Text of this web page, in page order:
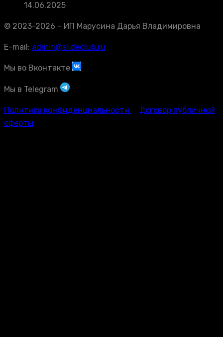
14.06.2025
© 2023-2026 – ИП Марусина Дарья Владимировна
E-mail: admin@slideclub.ru
Мы во Вконтакте
Мы в Telegram
Политика конфиденциальности
Договор публичной
оферты